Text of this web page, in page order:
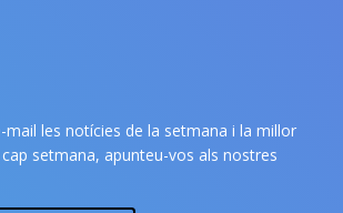
mail les notícies de la setmana i la millor
setmana, apunteu-vos als nostres